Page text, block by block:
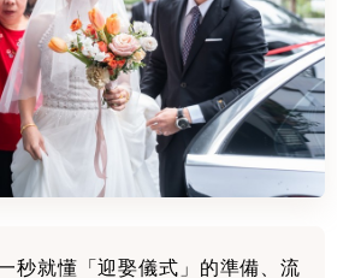
秒就懂「迎娶儀式」的準備、流